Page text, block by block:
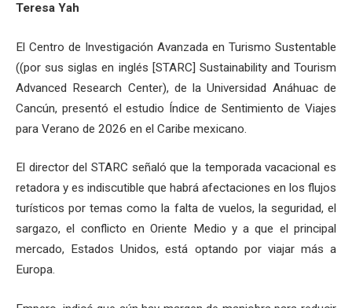
Teresa Yah
El Centro de Investigación Avanzada en Turismo Sustentable
((por sus siglas en inglés [STARC] Sustainability and Tourism
Advanced Research Center), de la Universidad Anáhuac de
Cancún, presentó el estudio Índice de Sentimiento de Viajes
para Verano de 2026 en el Caribe mexicano.
El director del STARC señaló que la temporada vacacional es
retadora y es indiscutible que habrá afectaciones en los flujos
turísticos por temas como la falta de vuelos, la seguridad, el
sargazo, el conflicto en Oriente Medio y a que el principal
mercado, Estados Unidos, está optando por viajar más a
Europa.